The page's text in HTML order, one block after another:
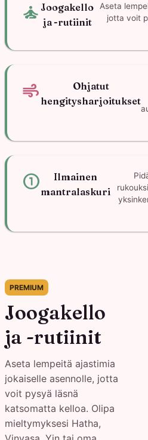
self_improvement Joogakello
ja -rutiinit
Aseta
jotta voit
air
Ohjatut
hengitysharjoitukset
counter_1
Ilmainen
mantralaskuri
PREMIUM
Joogakello
ja -rutiinit
Aseta lempeitä ajastimia
jokaiselle asennolle, jotta
voit pysyä läsnä
katsomatta kelloa. Olipa
mieltymyksesi Hatha,